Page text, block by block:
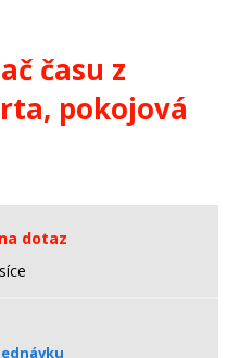
času z
pokojová
dotaz